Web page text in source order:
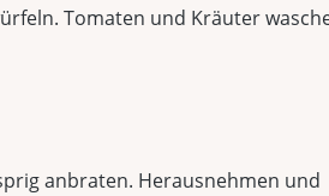
Tomaten und Kräuter
anbraten. Herausnehmen und